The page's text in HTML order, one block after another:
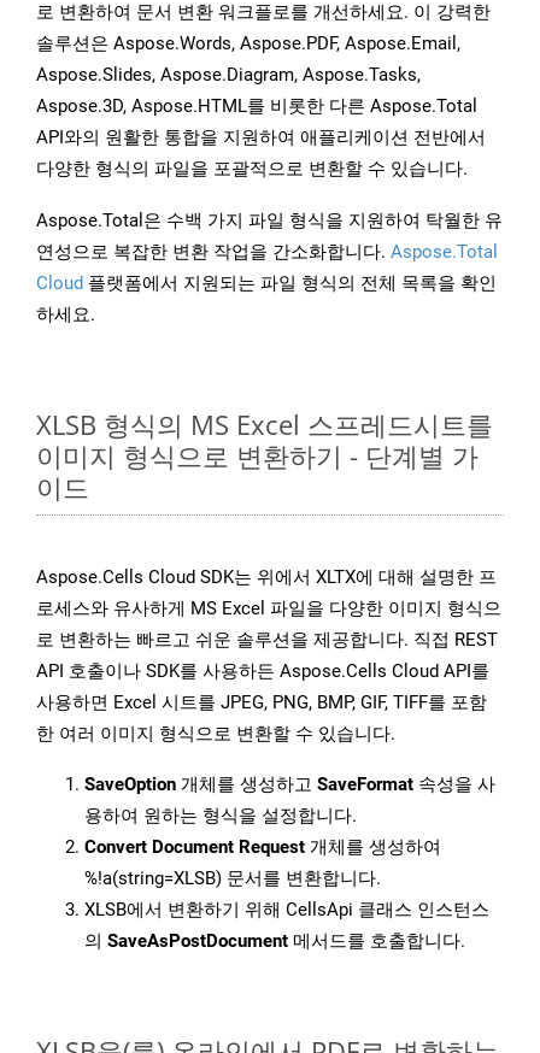
로 변환하여 문서 변환 워크플로를 개선하세요. 이 강력한
솔루션은 Aspose.Words, Aspose.PDF, Aspose.Email,
Aspose.Slides, Aspose.Diagram, Aspose.Tasks,
Aspose.3D, Aspose.HTML를 비롯한 다른 Aspose.Total
API와의 원활한 통합을 지원하여 애플리케이션 전반에서
다양한 형식의 파일을 포괄적으로 변환할 수 있습니다.
Aspose.Total은 수백 가지 파일 형식을 지원하여 탁월한 유
연성으로 복잡한 변환 작업을 간소화합니다. Aspose.Total
Cloud 플랫폼에서 지원되는 파일 형식의 전체 목록을 확인
하세요.
XLSB 형식의 MS Excel 스프레드시트를
이미지 형식으로 변환하기 - 단계별 가
이드
Aspose.Cells Cloud SDK는 위에서 XLTX에 대해 설명한 프
로세스와 유사하게 MS Excel 파일을 다양한 이미지 형식으
로 변환하는 빠르고 쉬운 솔루션을 제공합니다. 직접 REST
API 호출이나 SDK를 사용하든 Aspose.Cells Cloud API를
사용하면 Excel 시트를 JPEG, PNG, BMP, GIF, TIFF를 포함
한 여러 이미지 형식으로 변환할 수 있습니다.
SaveOption 개체를 생성하고 SaveFormat 속성을 사
용하여 원하는 형식을 설정합니다.
Convert Document Request 개체를 생성하여
%!a(string=XLSB) 문서를 변환합니다.
XLSB에서 변환하기 위해 CellsApi 클래스 인스턴스
의 SaveAsPostDocument 메서드를 호출합니다.